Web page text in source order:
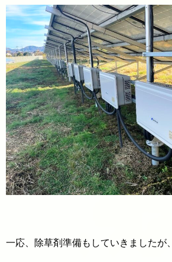
一応、除草剤準備もしていきましたが、